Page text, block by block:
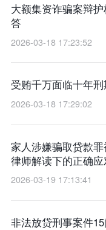
大额集资诈骗案辩
答
2026-03-18 17:23:52
受贿千万面临十年
2026-03-18 17:29:02
家人涉嫌骗取贷款
律师解读下的正确
2026-03-19 17:13:41
非法放贷刑事案件